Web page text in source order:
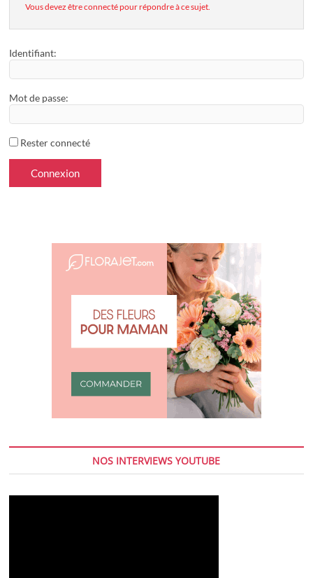
Vous devez être connecté pour répondre à ce sujet.
Identifiant:
Mot de passe:
Rester connecté
Connexion
NOS INTERVIEWS YOUTUBE